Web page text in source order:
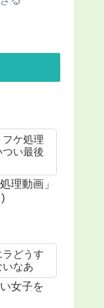
ケ処理
い最後
理動画」
どうす
いなあ
女子を